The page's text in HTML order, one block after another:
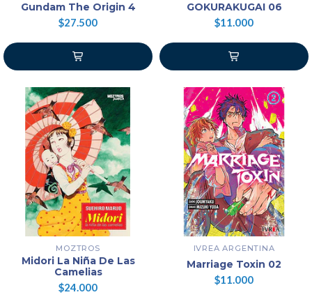
Gundam The Origin 4
$27.500
GOKURAKUGAI 06
$11.000
MOZTROS
Midori La Niña De Las
Camelias
$24.000
IVREA ARGENTINA
Marriage Toxin 02
$11.000